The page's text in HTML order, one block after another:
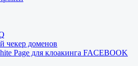
чекер доменов
Page для клоакинга FACEBOOK